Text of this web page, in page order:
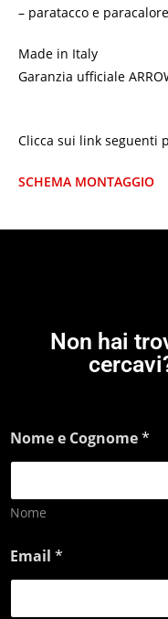
– paratacco e
Made in Italy
Garanzia ufficiale
Clicca sui link seguenti
SCHEMA MONTAGGIO
Non hai
Nome e Cognome*
Nome
Email *